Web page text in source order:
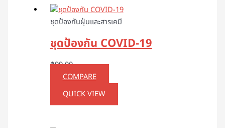
ชุดป้องกันฝุ่นและสารเคมี
ชุดป้องกัน COVID-19
฿99.00
COMPARE
QUICK VIEW